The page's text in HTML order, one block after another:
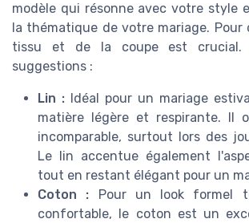
modèle qui résonne avec votre style
la thématique de votre mariage. Pour
tissu et de la coupe est crucial.
suggestions :
Lin : Idéal pour un mariage
matière légère et respirante. Il
incomparable, surtout lors des
Le lin accentue également
tout en restant élégant pour un
Coton : Pour un look formel
confortable, le coton est un